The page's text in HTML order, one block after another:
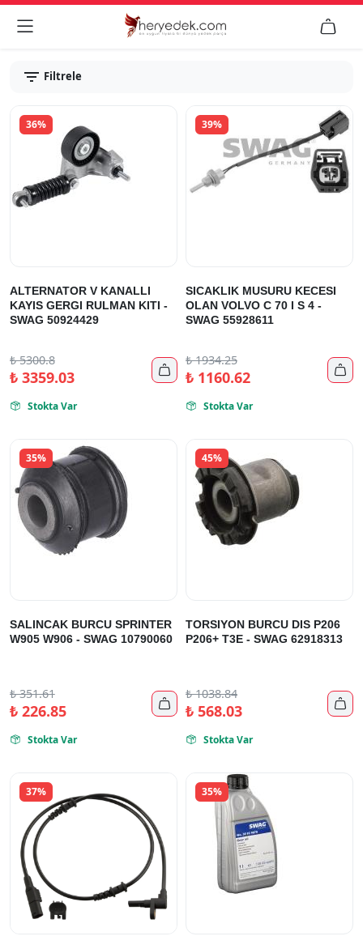
 
Filtrele
36%
ALTERNATOR V KANALLI
KAYIS GERGI RULMAN KITI -
SWAG 50924429
₺5300.8
₺3359.03 
 Stokta Var
39%
SICAKLIK MUSURU KECESI
OLAN VOLVO C 70 I S 4 -
SWAG 55928611
₺1934.25
₺1160.62 
 Stokta Var
35%
SALINCAK BURCU SPRINTER
W905 W906 - SWAG 10790060
₺351.61
₺226.85 
 Stokta Var
45%
TORSIYON BURCU DIS P206
P206+ T3E - SWAG 62918313
₺1038.84
₺568.03 
 Stokta Var
37% 35%